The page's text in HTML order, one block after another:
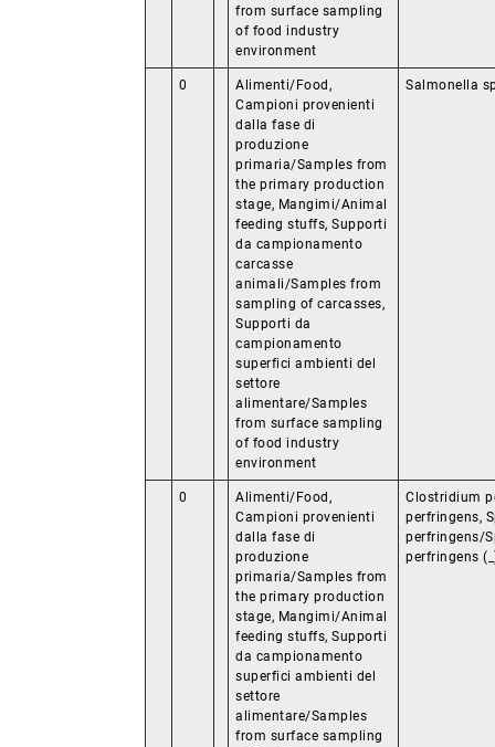
from surface sampling
of food industry
environment
0
Alimenti/Food,
Campioni provenienti
dalla fase di
produzione
primaria/Samples from
the primary production
stage, Mangimi/Animal
feeding stuffs, Supporti
da campionamento
carcasse
animali/Samples from
sampling of carcasses,
Supporti da
campionamento
superfici ambienti del
settore
alimentare/Samples
from surface sampling
of food industry
environment
Salmonella
0
Alimenti/Food,
Campioni provenienti
dalla fase di
produzione
primaria/Samples from
the primary production
stage, Mangimi/Animal
feeding stuffs, Supporti
da campionamento
superfici ambienti del
settore
alimentare/Samples
from surface sampling
Clostridium
perfringens,
perfringens/
perfringens